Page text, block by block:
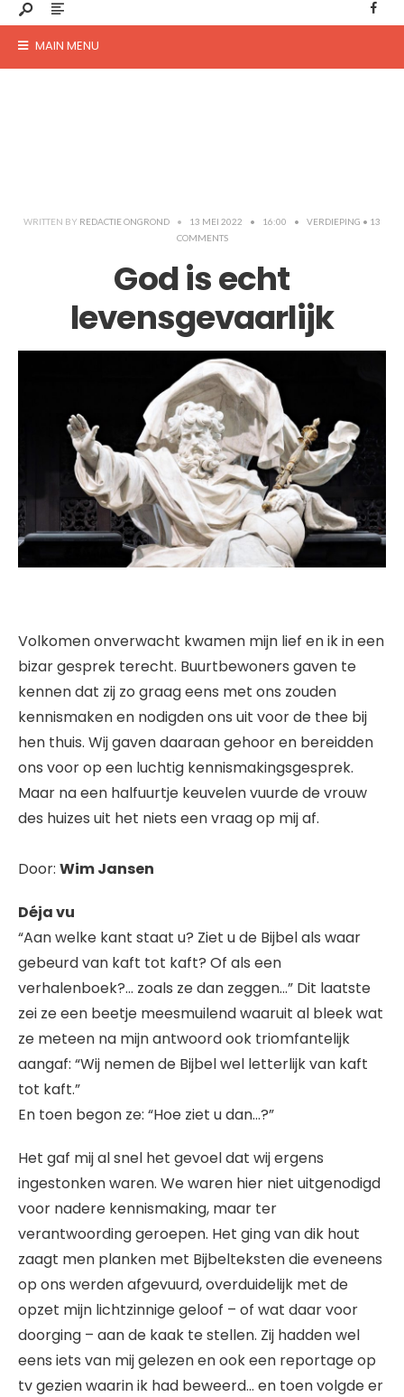
MAIN MENU
WRITTEN BY REDACTIE ONGROND • 13 MEI 2022 • 16:00 • VERDIEPING • 13
COMMENTS
God is echt
levensgevaarlijk
Volkomen onverwacht kwamen mijn lief en ik in een
bizar gesprek terecht. Buurtbewoners gaven te
kennen dat zij zo graag eens met ons zouden
kennismaken en nodigden ons uit voor de thee bij
hen thuis. Wij gaven daaraan gehoor en bereidden
ons voor op een luchtig kennismakingsgesprek.
Maar na een halfuurtje keuvelen vuurde de vrouw
des huizes uit het niets een vraag op mij af.
Door: Wim Jansen
Déja vu
“Aan welke kant staat u? Ziet u de Bijbel als waar
gebeurd van kaft tot kaft? Of als een
verhalenboek?… zoals ze dan zeggen…” Dit laatste
zei ze een beetje meesmuilend waaruit al bleek wat
ze meteen na mijn antwoord ook triomfantelijk
aangaf: “Wij nemen de Bijbel wel letterlijk van kaft
tot kaft.”
En toen begon ze: “Hoe ziet u dan…?”
Het gaf mij al snel het gevoel dat wij ergens
ingestonken waren. We waren hier niet uitgenodigd
voor nadere kennismaking, maar ter
verantwoording geroepen. Het ging van dik hout
zaagt men planken met Bijbelteksten die eveneens
op ons werden afgevuurd, overduidelijk met de
opzet mijn lichtzinnige geloof – of wat daar voor
doorging – aan de kaak te stellen. Zij hadden wel
eens iets van mij gelezen en ook een reportage op
tv gezien waarin ik had beweerd… en toen volgde er